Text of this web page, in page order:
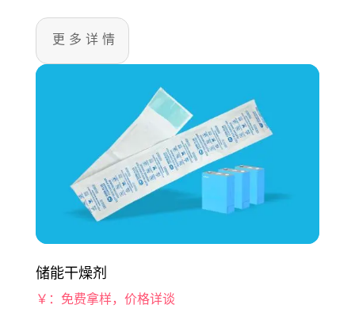
更多详情
储能干燥剂
￥：免费拿样，价格详谈